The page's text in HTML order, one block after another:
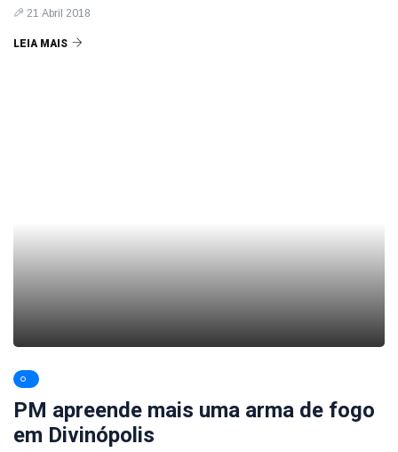
21 Abril 2018
LEIA MAIS
PM apreende mais uma arma de fogo
em Divinópolis